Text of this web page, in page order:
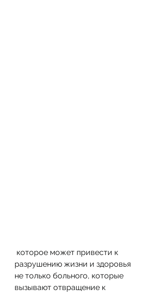
разрушению жизни и здоровья
не только больного, которые
вызывают отвращение к